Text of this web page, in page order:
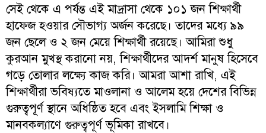
সেই থেকে এ পর্যন্ত এই মাদ্রাসা থেকে ১০১ জন শিক্ষার্থী
হাফেজ হওয়ার সৌভাগ্য অর্জন করেছে। তাদের মধ্যে ৯৯
জন ছেলে ও ২ জন মেয়ে শিক্ষার্থী রয়েছে। আমিরা শুধু
কুরআন মুখস্থ করানো নয়, শিক্ষার্থীদের আদর্শ মানুষ হিসেবে
গড়ে তোলার লক্ষ্যে কাজ করি। আমরা আশা রাখি, এই
শিক্ষার্থীরা ভবিষ্যতে মাওলানা ও আলেম হয়ে দেশের বিভিন্ন
গুরুত্বপূর্ণ স্থানে অধিষ্ঠিত হবে এবং ইসলামি শিক্ষা ও
মানবকল্যাণে গুরুত্বপূর্ণ ভূমিকা রাখবে।